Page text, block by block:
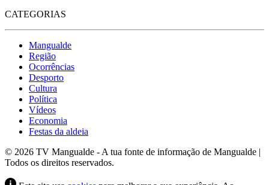
CATEGORIAS
Mangualde
Região
Ocorrências
Desporto
Cultura
Política
Vídeos
Economia
Festas da aldeia
© 2026 TV Mangualde - A tua fonte de informação de Mangualde |
Todos os direitos reservados.